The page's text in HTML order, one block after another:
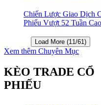
Chiến Lược Giao Dịch
Phiếu Vượt 52 Tuần Cao
Screener
Load More (11/61)
Xem thêm Chuyên Mục
KÈO TRADE CỔ
PHIẾU